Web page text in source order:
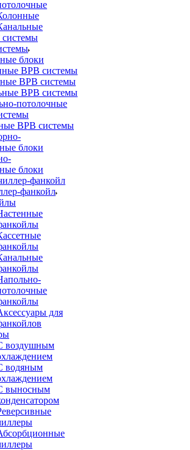
блоки
ВРВ системы
ВРВ системы
ВРВ системы
потолочные
ВРВ системы
блоки
фанкойл
для
воздушным
водяным
выносным